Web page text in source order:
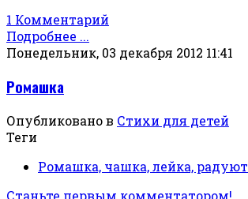
1 Комментарий
Подробнее ...
Понедельник, 03 декабря 2012 11:41
Ромашка
Опубликовано в Стихи для детей
Теги
Ромашка, чашка, лейка, радуют
Станьте первым комментатором!